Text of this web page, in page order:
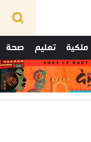
تعليم صحة